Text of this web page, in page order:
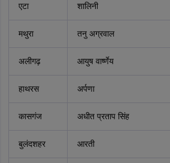
एटा शालिनी
मथुरा तनु अग्रवाल
अलीगढ़ आयुष वार्ष्णेय
हाथरस अर्पणा
कासगंज अधीत प्रताप सिंह
बुलंदशहर आरती